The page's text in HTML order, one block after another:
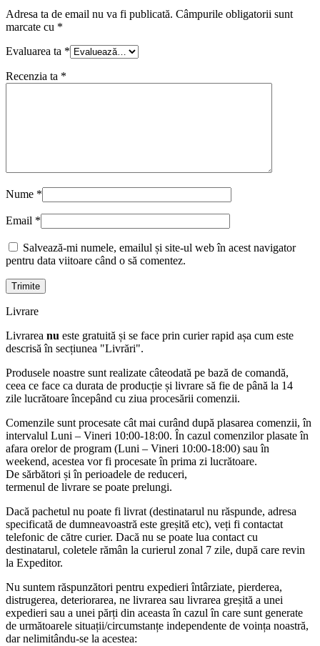
Adresa ta de email nu va fi publicată. Câmpurile obligatorii sunt
marcate cu *
Evaluarea ta *
Recenzia ta *
Nume *
Email *
Salvează-mi numele, emailul și site-ul web în acest navigator
pentru data viitoare când o să comentez.
Livrare
Livrarea nu este gratuită și se face prin curier rapid așa cum este
descrisă în secțiunea "Livrări".
Produsele noastre sunt realizate câteodată pe bază de comandă,
ceea ce face ca durata de producție și livrare să fie de până la 14
zile lucrătoare începând cu ziua procesării comenzii.
Comenzile sunt procesate cât mai curând după plasarea comenzii, în
intervalul Luni – Vineri 10:00-18:00. În cazul comenzilor plasate în
afara orelor de program (Luni – Vineri 10:00-18:00) sau în
weekend, acestea vor fi procesate în prima zi lucrătoare.
De sărbători și în perioadele de reduceri,
termenul de livrare se poate prelungi.
Dacă pachetul nu poate fi livrat (destinatarul nu răspunde, adresa
specificată de dumneavoastră este greșită etc), veți fi contactat
telefonic de către curier. Dacă nu se poate lua contact cu
destinatarul, coletele rămân la curierul zonal 7 zile, după care revin
la Expeditor.
Nu suntem răspunzători pentru expedieri întârziate, pierderea,
distrugerea, deteriorarea, ne livrarea sau livrarea greșită a unei
expedieri sau a unei părți din aceasta în cazul în care sunt generate
de următoarele situații/circumstanțe independente de voința noastră,
dar nelimitându-se la acestea: